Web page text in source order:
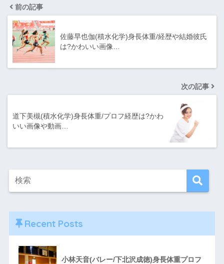
前の記事
佐藤早也伽(積水化学)身長体重/経歴や結婚彼氏
は?かわいい画像…
次の記事
道下美槻(積水化学)身長体重/プロフ経歴は?かわ
いい画像や動画…
Recent Posts
小林天音(バレー/下北沢成徳)身長体重プロフ